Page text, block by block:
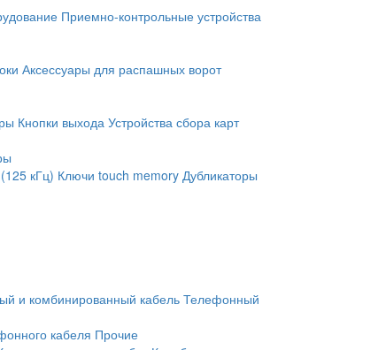
Приемно-контрольные устройства
Аксессуары для распашных ворот
Кнопки выхода Устройства сбора карт
кГц) Ключи touch memory Дубликаторы
и комбинированный кабель Телефонный
кабеля Прочие